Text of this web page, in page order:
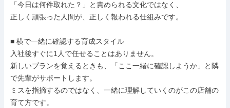
「今日は何件取れた？」と責められる文化ではなく、
正しく頑張った人間が、正しく報われる仕組みです。
■ 横で一緒に確認する育成スタイル
入社後すぐに1人で任せることはありません。
新しいプランを覚えるときも、「ここ一緒に確認しようか」と隣
で先輩がサポートします。
ミスを指摘するのではなく、一緒に理解していくのがこの店舗の
育て方です。